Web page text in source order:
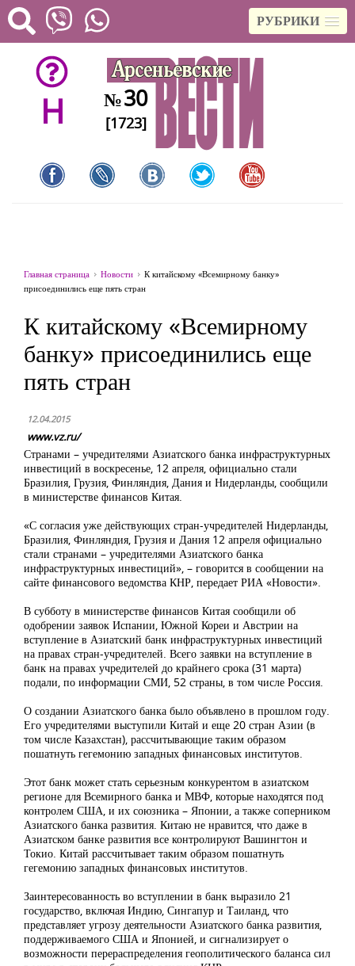
РУБРИКИ
H №30
[1723]
Главная страница Новости
К китайскому «Всемирному банку»
присоединились еще пять стран
К китайскому «Всемирному
банку» присоединились еще
пять стран
12.04.2015
www.vz.ru/
Странами – учредителями Азиатского банка инфраструктурных
инвестиций в воскресенье, 12 апреля, официально стали
Бразилия, Грузия, Финляндия, Дания и Нидерланды, сообщили
в министерстве финансов Китая.
«С согласия уже действующих стран-учредителей Нидерланды,
Бразилия, Финляндия, Грузия и Дания 12 апреля официально
стали странами – учредителями Азиатского банка
инфраструктурных инвестиций», – говорится в сообщении на
сайте финансового ведомства КНР, передает РИА «Новости».
В субботу в министерстве финансов Китая сообщили об
одобрении заявок Испании, Южной Кореи и Австрии на
вступление в Азиатский банк инфраструктурных инвестиций
на правах стран-учредителей. Всего заявки на вступление в
банк на правах учредителей до крайнего срока (31 марта)
подали, по информации СМИ, 52 страны, в том числе Россия.
О создании Азиатского банка было объявлено в прошлом году.
Его учредителями выступили Китай и еще 20 стран Азии (в
том числе Казахстан), рассчитывающие таким образом
пошатнуть гегемонию западных финансовых институтов.
Этот банк может стать серьезным конкурентом в азиатском
регионе для Всемирного банка и МВФ, которые находятся под
контролем США, и их союзника – Японии, а также соперником
Азиатского банка развития. Китаю не нравится, что даже в
Азиатском банке развития все контролируют Вашингтон и
Токио. Китай рассчитывает таким образом пошатнуть
гегемонию западных финансовых институтов.
Заинтересованность во вступлении в банк выразило 21
государство, включая Индию, Сингапур и Таиланд, что
представляет угрозу деятельности Азиатского банка развития,
поддерживаемого США и Японией, и сигнализирует о
возможности перераспределения геополитического баланса сил